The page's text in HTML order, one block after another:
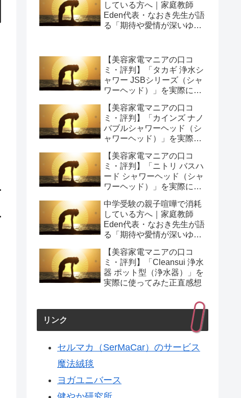
している方へ｜家庭教師
Eden代表・なおき先生が語
る「期待や愛情が深いゆえ
いう選び方
【美容家電マニアの口コ
ミ・評判】「タカギ 浄水シ
ャワー JSBシリーズ（シャ
ワーヘッド）」を実際に使
【美容家電マニアの口コ
ミ・評判】「カインズ ナノ
バブルシャワーヘッド（シ
ャワーヘッド）」を実際に
【美容家電マニアの口コ
ミ・評判】「ニトリ バスハ
ード シャワーヘッド（シャ
ワーヘッド）」を実際に使
中学受験の親子喧嘩で消耗
している方へ｜家庭教師
Eden代表・なおき先生が語
る「期待や愛情が深いゆえ
と、間に第三者を入れると
いう選び方
【美容家電マニアの口コ
ミ・評判】「Cleansui 浄水
器 ポット型（浄水器）」を
実際に使ってみた正直感想
リンク
セルマカ（SerMaCar）のサービス
魔法絨毯
ヨガユニバース